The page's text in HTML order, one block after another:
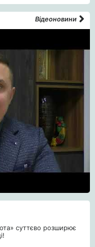
Відеоновини
суттєво розширює